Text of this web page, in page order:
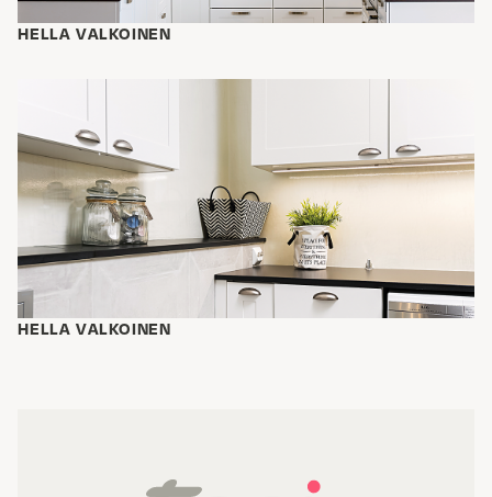
HELLA VALKOINEN
HELLA VALKOINEN